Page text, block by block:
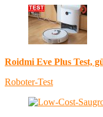
Roidmi Eve Plus Test,
Roboter-Test